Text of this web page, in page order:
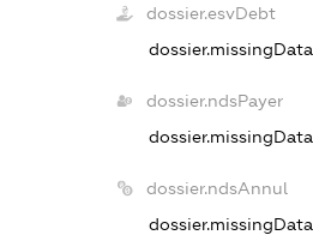
dossier.esvDebt
dossier.missingData
dossier.ndsPayer
dossier.missingData
dossier.ndsAnnul
dossier.missingData